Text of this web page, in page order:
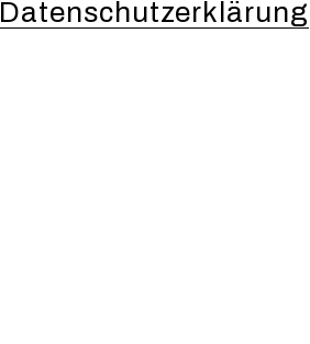
Datenschutzerklärung